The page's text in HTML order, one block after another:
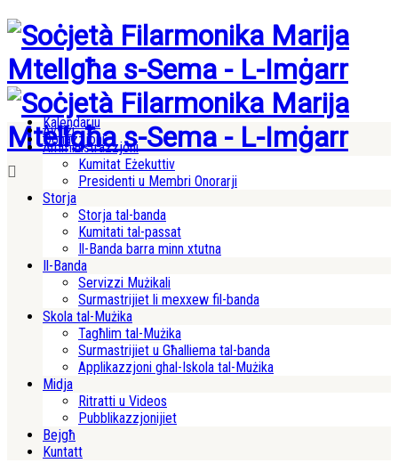
Kalendarju
Donazzjoni
Avviżi
Amministrazzjoni
Kumitat Eżekuttiv
Presidenti u Membri Onorarji
Storja
Storja tal-banda
Kumitati tal-passat
Il-Banda barra minn xtutna
Il-Banda
Servizzi Mużikali
Surmastrijiet li mexxew fil-banda
Skola tal-Mużika
Tagħlim tal-Mużika
Surmastrijiet u Għalliema tal-banda
Applikazzjoni ghal-Iskola tal-Mużika
Midja
Ritratti u Videos
Pubblikazzjonijiet
Bejgħ
Kuntatt